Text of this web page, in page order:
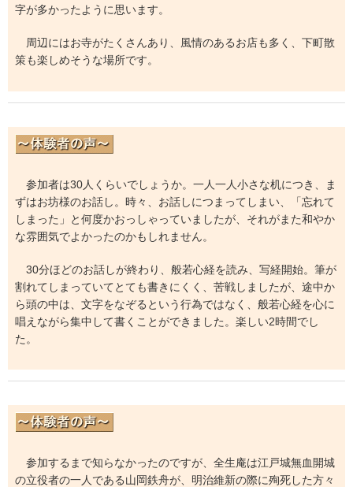
字が多かったように思います。
周辺にはお寺がたくさんあり、風情のあるお店も多く、下町散
策も楽しめそうな場所です。
参加者は30人くらいでしょうか。一人一人小さな机につき、ま
ずはお坊様のお話し。時々、お話しにつまってしまい、「忘れて
しまった」と何度かおっしゃっていましたが、それがまた和やか
な雰囲気でよかったのかもしれません。
30分ほどのお話しが終わり、般若心経を読み、写経開始。筆が
割れてしまっていてとても書きにくく、苦戦しましたが、途中か
ら頭の中は、文字をなぞるという行為ではなく、般若心経を心に
唱えながら集中して書くことができました。楽しい2時間でし
た。
参加するまで知らなかったのですが、全生庵は江戸城無血開城
の立役者の一人である山岡鉄舟が、明治維新の際に殉死した方々